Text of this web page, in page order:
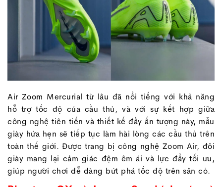
Air Zoom Mercurial từ lâu đã nổi tiếng với khả năng
hỗ trợ tốc độ của cầu thủ, và với sự kết hợp giữa
công nghệ tiên tiến và thiết kế đầy ấn tượng này, mẫu
giày hứa hẹn sẽ tiếp tục làm hài lòng các cầu thủ trên
toàn thế giới. Được trang bị công nghệ Zoom Air, đôi
giày mang lại cảm giác đệm êm ái và lực đẩy tối ưu,
giúp người chơi dễ dàng bứt phá tốc độ trên sân cỏ.